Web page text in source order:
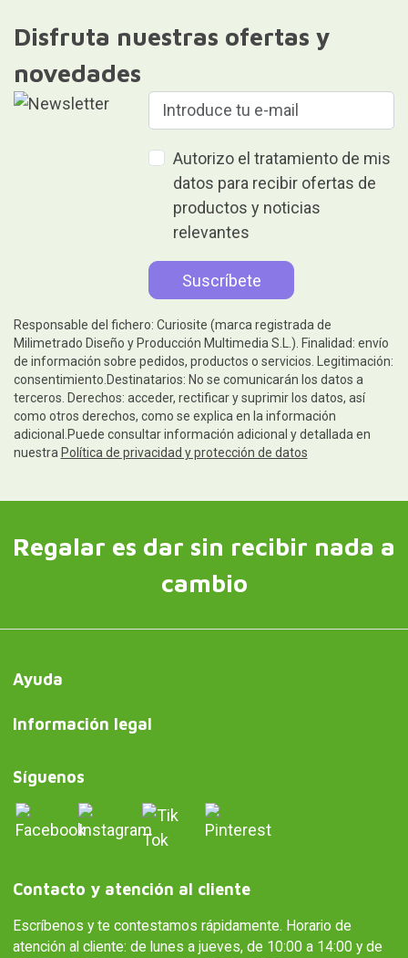
Disfruta nuestras ofertas y
novedades
Autorizo el tratamiento de mis
datos para recibir ofertas de
productos y noticias
relevantes
Responsable del fichero: Curiosite (marca registrada de
Milimetrado Diseño y Producción Multimedia S.L.). Finalidad: envío
de información sobre pedidos, productos o servicios. Legitimación:
consentimiento.Destinatarios: No se comunicarán los datos a
terceros. Derechos: acceder, rectificar y suprimir los datos, así
como otros derechos, como se explica en la información
adicional.Puede consultar información adicional y detallada en
nuestra Política de privacidad y protección de datos
Regalar es dar sin recibir nada a
cambio
Ayuda
Información legal
Síguenos
Contacto y atención al cliente
Escríbenos y te contestamos rápidamente. Horario de
atención al cliente: de lunes a jueves, de 10:00 a 14:00 y de